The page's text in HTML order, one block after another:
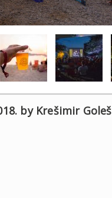
by Krešimir Goleš